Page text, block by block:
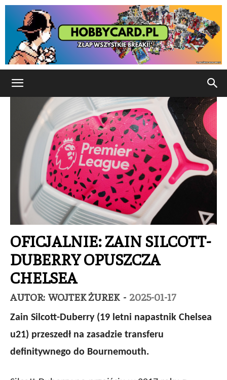
OFICJALNIE: ZAIN SILCOTT-
DUBERRY OPUSZCZA
CHELSEA
AUTOR: WOJTEK ŻUREK - 2025-01-17
Zain Silcott-Duberry (19 letni napastnik Chelsea
u21) przeszedł na zasadzie transferu
definitywnego do Bournemouth.